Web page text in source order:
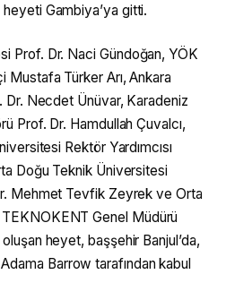
Gambiya’ya gitti.
Prof. Dr. Naci Gündoğan, YÖK
Mustafa Türker Arı, Ankara
Necdet Ünüvar, Karadeniz
Prof. Dr. Hamdullah Çuvalcı,
Rektör Yardımcısı
Doğu Teknik Üniversitesi
Mehmet Tevfik Zeyrek ve Orta
Genel Müdürü
heyet, başşehir Banjul’da,
Barrow tarafından kabul